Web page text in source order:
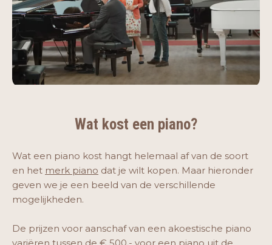
Wat kost een piano?
Wat een piano kost hangt helemaal af van de soort
en het merk piano dat je wilt kopen. Maar hieronder
geven we je een beeld van de verschillende
mogelijkheden.
De prijzen voor aanschaf van een akoestische piano